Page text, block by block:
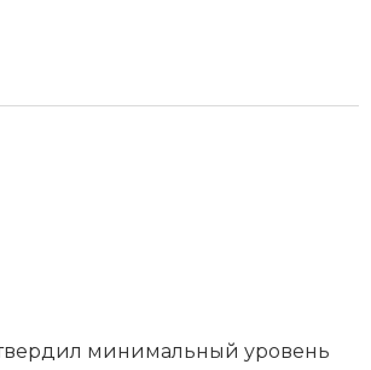
минимальный уровень